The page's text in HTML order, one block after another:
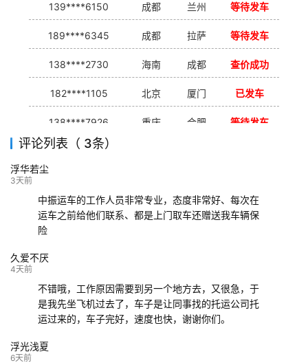
139****6150 成都 兰州 等待发车
189****6345 成都 拉萨 等待发车
138****2730 海南 成都 查价成功
182****1105 北京 厦门 已发车
138****7926 重庆 合肥 等待发车
139****9233
评论列表（ 3条）
浮华若尘
3天前
中振运车的工作人员非常专业，态度非常好、每次在
运车之前给他们联系、都是上门取车还赠送我车辆保
险
久爱不厌
4天前
不错哦，工作原因需要到另一个地方去，又很急，于
是我先坐飞机过去了，车子是让同事找的托运公司托
运过来的，车子完好，速度也快，谢谢你们。
浮光浅夏
6天前